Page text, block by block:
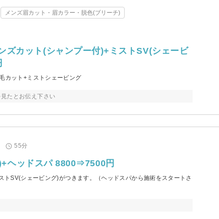
メンズ眉カット・眉カラー・脱色(ブリーチ)
ズカット(シャンプー付)+ミストSV(シェービ
カット+ミストシェービング
たとお伝え下さい
55分
ヘッドスパ 8800⇒7500円
SV(シェービング)がつきます。（ヘッドスパから施術をスタートさ